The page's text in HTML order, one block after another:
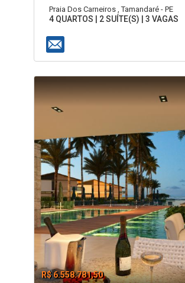
Praia Dos Carneiros , Tamandaré - PE
4 QUARTOS | 2 SUÍTE(S) | 3 VAGAS
R$ 6.558.781,50